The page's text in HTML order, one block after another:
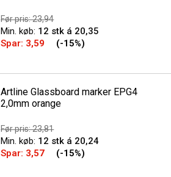
Før pris: 23,94
Min. køb: 12 stk á 20,35
Spar: 3,59 (-15%)
Artline Glassboard marker EPG4
2,0mm orange
Før pris: 23,81
Min. køb: 12 stk á 20,24
Spar: 3,57 (-15%)